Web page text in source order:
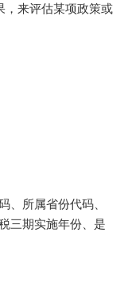
，来评估某项政策或
、所属省份代码、
三期实施年份、是